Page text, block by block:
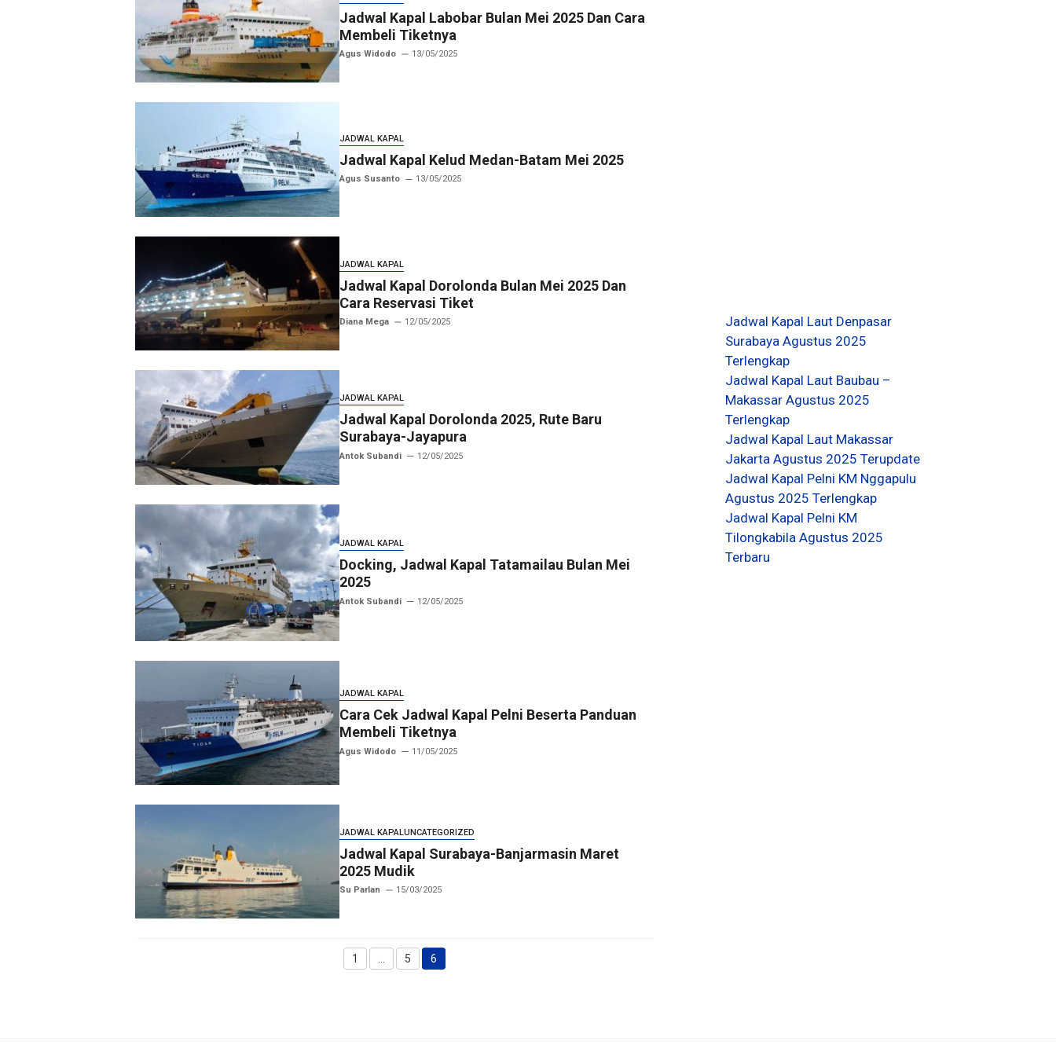
Jadwal Kapal Labobar Bulan Mei 2025 Dan Cara
Membeli Tiketnya
Agus Widodo 13/05/2025
JADWAL KAPAL
Jadwal Kapal Kelud Medan-Batam Mei 2025
Agus Susanto 13/05/2025
JADWAL KAPAL
Jadwal Kapal Dorolonda Bulan Mei 2025 Dan
Cara Reservasi Tiket
Diana Mega 12/05/2025
JADWAL KAPAL
Jadwal Kapal Dorolonda 2025, Rute Baru
Surabaya-Jayapura
Antok Subandi 12/05/2025
JADWAL KAPAL
Docking, Jadwal Kapal Tatamailau Bulan Mei
2025
Antok Subandi 12/05/2025
JADWAL KAPAL
Cara Cek Jadwal Kapal Pelni Beserta Panduan
Membeli Tiketnya
Agus Widodo 11/05/2025
JADWAL KAPALUNCATEGORIZED
Jadwal Kapal Surabaya-Banjarmasin Maret
2025 Mudik
Su Parlan 15/03/2025
Halaman
1 … Halaman
5 6
Jadwal Kapal Laut Denpasar
Surabaya Agustus 2025
Terlengkap
Jadwal Kapal Laut Baubau –
Makassar Agustus 2025
Terlengkap
Jadwal Kapal Laut Makassar
Jakarta Agustus 2025 Terupdate
Jadwal Kapal Pelni KM Nggapulu
Agustus 2025 Terlengkap
Jadwal Kapal Pelni KM
Tilongkabila Agustus 2025
Terbaru